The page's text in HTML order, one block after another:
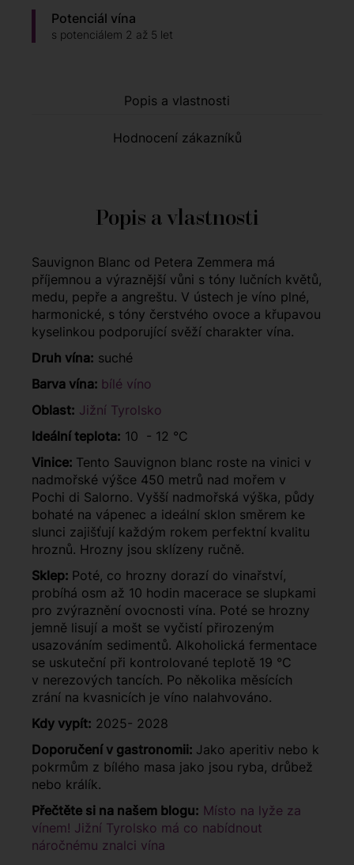
Potenciál vína
s potenciálem 2 až 5 let
Popis a vlastnosti
Hodnocení zákazníků
Popis a vlastnosti
Sauvignon Blanc od Petera Zemmera má
příjemnou a výraznější vůni s tóny lučních květů,
medu, pepře a angreštu. V ústech je víno plné,
harmonické, s tóny čerstvého ovoce a křupavou
kyselinkou podporující svěží charakter vína.
Druh vína: suché
Barva vína: bílé víno
Oblast: Jižní Tyrolsko
Ideální teplota: 10 - 12 °C
Vinice: Tento Sauvignon blanc roste na vinici v
nadmořské výšce 450 metrů nad mořem v
Pochi di Salorno. Vyšší nadmořská výška, půdy
bohaté na vápenec a ideální sklon směrem ke
slunci zajišťují každým rokem perfektní kvalitu
hroznů. Hrozny jsou sklízeny ručně.
Sklep: Poté, co hrozny dorazí do vinařství,
probíhá osm až 10 hodin macerace se slupkami
pro zvýraznění ovocnosti vína. Poté se hrozny
jemně lisují a mošt se vyčistí přirozeným
usazováním sedimentů. Alkoholická fermentace
se uskuteční při kontrolované teplotě 19 °C
v nerezových tancích. Po několika měsících
zrání na kvasnicích je víno nalahvováno.
Kdy vypít: 2025- 2028
Doporučení v gastronomii: Jako aperitiv nebo k
pokrmům z bílého masa jako jsou ryba, drůbež
nebo králík.
Přečtěte si na našem blogu: Místo na lyže za
vínem! Jižní Tyrolsko má co nabídnout
náročnému znalci vína